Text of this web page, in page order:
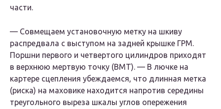
части.
— Совмещаем установочную метку на шкиву
распредвала с выступом на задней крышке ГРМ.
Поршни первого и четвертого цилиндров приходят
в верхнюю мертвую точку (ВМТ). — В лючке на
картере сцепления убеждаемся, что длинная метка
(риска) на маховике находится напротив середины
треугольного выреза шкалы углов опережения